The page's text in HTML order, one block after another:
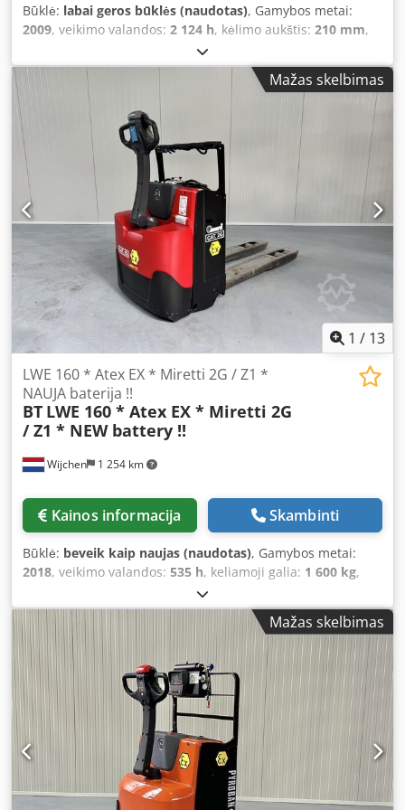
Būklė: labai geros būklės (naudotas), Gamybos metai:
2009, veikimo valandos: 2 124 h, kėlimo aukštis: 210 mm,
, kuro tipas:
2 350 mm, šakės plotis:550 mm, bendras aukštis:1 300
mm
, bendroji masė: 610 kg maksimali
apkrova: 1800 kg Djdpfozrmr Ijx Ac Dsck maksimalus
darbinis aukštis: 130 cm šakių matmenys: 2350 x 550 mm,
naujos akumuliatoriaus elementai 24 V 3PzB 225 Ah su
užpildymo sistema, 220 V aukšto dažnio įkroviklis, nauji
ratai, tandeminiai šakių ratai, BT TOYOTA LWE 180.
Mažas skelbimas
1 / 13
Wijchen 1 254 km
LWE 160 * Atex EX * Miretti 2G / Z1 *
NAUJA baterija !!
BT LWE 160 * Atex EX * Miretti 2G
/ Z1 * NEW battery !!
Kainos informacija Skambinti
Būklė: beveik kaip naujas (naudotas), Gamybos metai:
2018, veikimo valandos: 535 h, keliamoji galia: 1 600 kg,
, Gamintojas + modelis: BT LWE 160 *
EX * Miretti 2G / 1 zona * ID: 26061.2030 Kategorija:
Naudotas Šakutės: 1150 x 570 mm Keliamoji galia: 1600 kg
Dcjdpfozq Um Rsx Ac Dok Metai: 2018 Valandos: 535 val.
Akumuliatorius: visiškai NAUJAS * 24v / 225Ah * Pagaminta
04/2026 Pasirinkimai: * EX * MIRETTI E9098 Sistema /
Sertifikatas = AR 17 ATEX 016 Dujų grupė = IIB Tipas = Kat.
2G (leidžiamas naudojimui 1 ir 2 zonoje) Temperatūros
klasė = T4 Galima komplektuoti su RAVAS svėrimo sistema
!!!
Mažas skelbimas